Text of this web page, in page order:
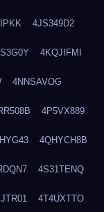
4JS349D2
4KQJIFMI
4NNSAVOG
4P5VX889
4QHYCH8B
4S31TENQ
4T4UXTTO